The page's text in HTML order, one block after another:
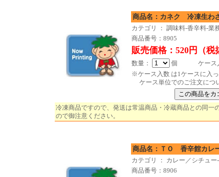
商品名：カネク 冷凍生わ
カテゴリ ： 調味料-香辛料-業
商品番号：8905
販売価格：520円（税
数量：
個 ケース入
※ケース入数 は1ケースに入
ケース単位でのご注文につ
冷凍商品ですので、発送は常温商品・冷蔵商品との同一
ので御注意ください。
商品名：ＴＯ 香辛館カレ
カテゴリ ： カレー／シチュー
商品番号：8906